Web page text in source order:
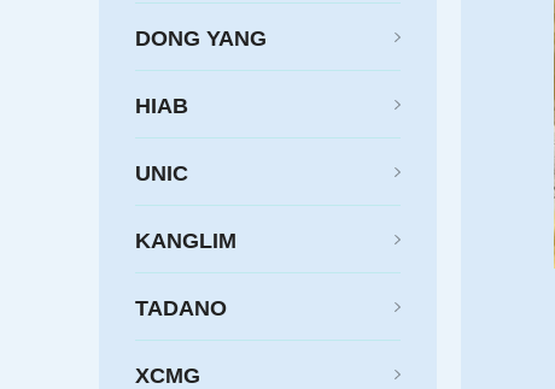
DONG YANG
HIAB
UNIC
KANGLIM
TADANO
XCMG